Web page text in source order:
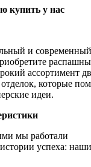
купить у нас
и
ассортимент
которые
идеи.
мы работали
успеха: